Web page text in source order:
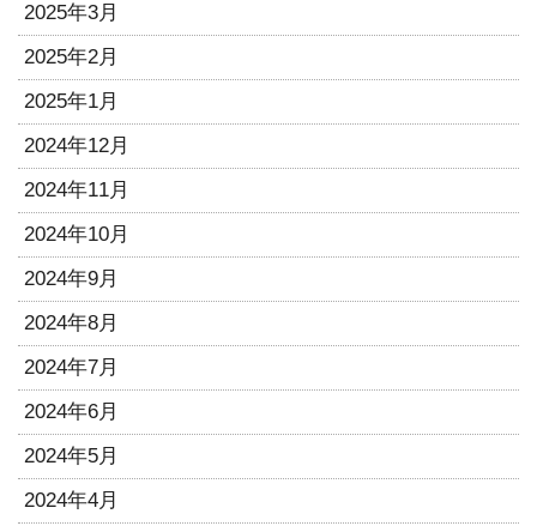
2025年3月
2025年2月
2025年1月
2024年12月
2024年11月
2024年10月
2024年9月
2024年8月
2024年7月
2024年6月
2024年5月
2024年4月